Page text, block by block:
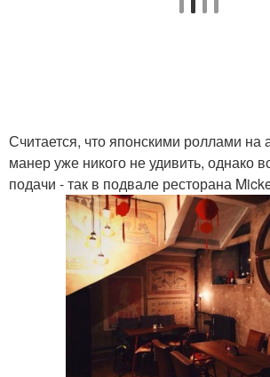
Считается, что японскими роллами на
манер уже никого не удивить, однако
подачи - так в подвале ресторана